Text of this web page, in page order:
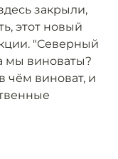
закрыли,
этот новый
"Северный
мы виноваты?
чём виноват, и